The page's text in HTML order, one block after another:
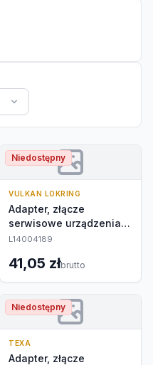
Niedostępny
VULKAN LOKRING
Adapter, złącze
serwisowe urządzenia
do klimatyzacji
L14004189
41,05 złbrutto
Niedostępny
TEXA
Adapter, złącze